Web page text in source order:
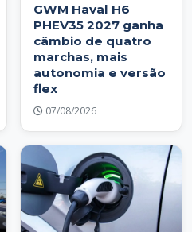
GWM Haval H6
PHEV35 2027 ganha
câmbio de quatro
marchas, mais
autonomia e versão
flex
07/08/2026